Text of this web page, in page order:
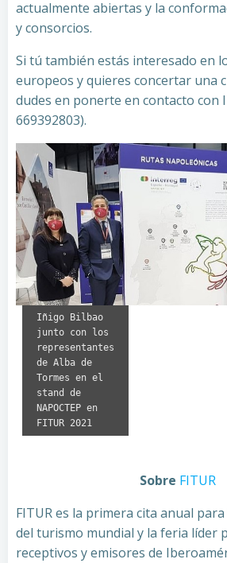
actualmente abiertas y la
y consorcios.
Si tú también estás interesado en
europeos y quieres concertar una
dudes en ponerte en contacto con
669392803).
Iñigo Bilbao
junto con los
representantes
de Alba de
Tormes en el
stand de
NAPOCTEP en
FITUR 2021
Sobre FITUR
FITUR es la primera cita anual
del turismo mundial y la feria líder
receptivos y emisores de